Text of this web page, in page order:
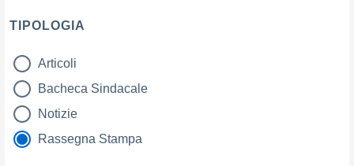
TIPOLOGIA
tipologia di articoli
Articoli
Bacheca Sindacale
Notizie
Rassegna Stampa